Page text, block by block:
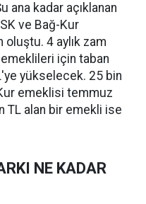
ana kadar açıklanan
ve Bağ-Kur
4 aylık zam
için taban
yükselecek. 25 bin
emeklisi temmuz
TL alan bir emekli ise
NE KADAR